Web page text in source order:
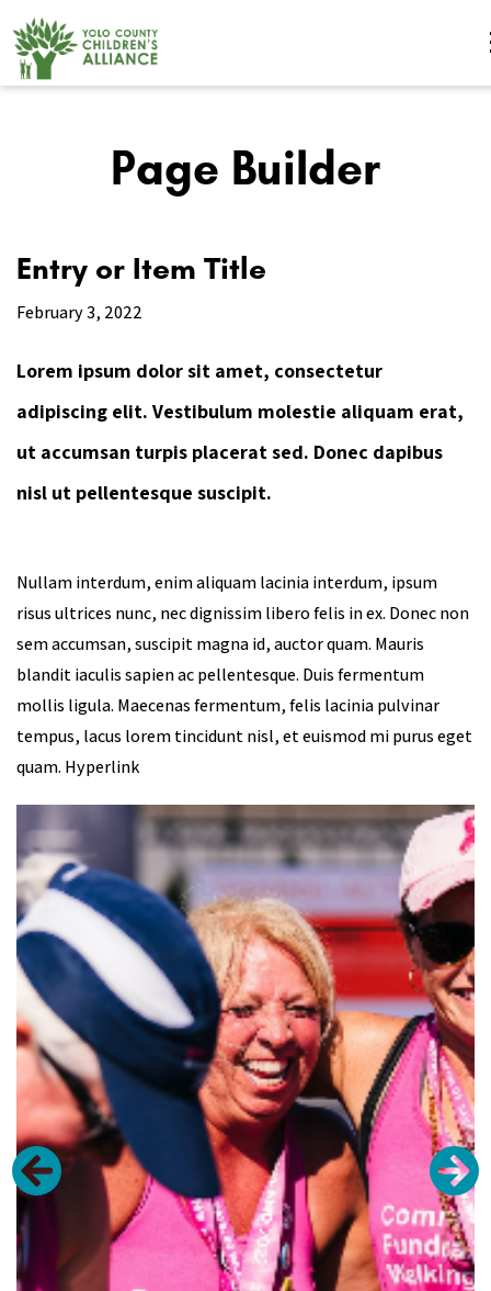
Page Builder
Entry or Item Title
February 3, 2022
Lorem ipsum dolor sit amet, consectetur
adipiscing elit. Vestibulum molestie aliquam erat,
ut accumsan turpis placerat sed. Donec dapibus
nisl ut pellentesque suscipit.
Nullam interdum, enim aliquam lacinia interdum, ipsum
risus ultrices nunc, nec dignissim libero felis in ex. Donec non
sem accumsan, suscipit magna id, auctor quam. Mauris
blandit iaculis sapien ac pellentesque. Duis fermentum
mollis ligula. Maecenas fermentum, felis lacinia pulvinar
tempus, lacus lorem tincidunt nisl, et euismod mi purus eget
quam. Hyperlink